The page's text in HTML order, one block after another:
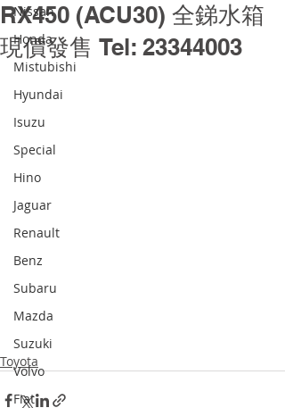
Nissan
Honda
Mistubishi
Hyundai
Isuzu
Special
Hino
Jaguar
Renault
Benz
Subaru
Mazda
Suzuki
Volvo
Fiat
RX450 (ACU30) 全銻水箱
現價發售 Tel: 23344003
Toyota